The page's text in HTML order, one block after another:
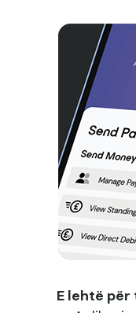
E lehtë